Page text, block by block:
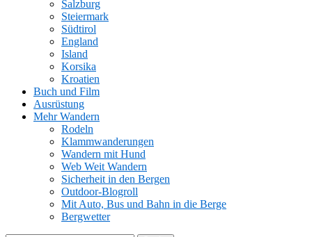
Salzburg
Steiermark
Südtirol
England
Island
Korsika
Kroatien
Buch und Film
Ausrüstung
Mehr Wandern
Rodeln
Klammwanderungen
Wandern mit Hund
Web Weit Wandern
Sicherheit in den Bergen
Outdoor-Blogroll
Mit Auto, Bus und Bahn in die Berge
Bergwetter